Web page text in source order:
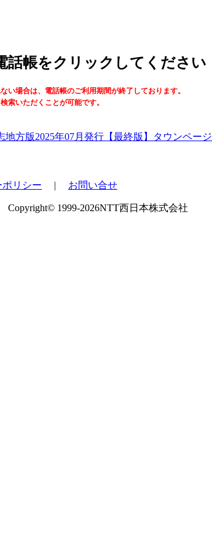
話帳をクリックしてください
い場合は、電話帳のご利用期間が終了しております。
索いただくことが可能です。
【最終版】タウンページ
リシー | お問い合せ
1999-2026NTT西日本株式会社